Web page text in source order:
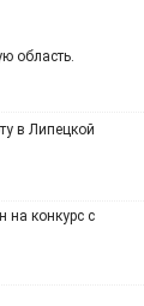
область.
в Липецкой
на конкурс с